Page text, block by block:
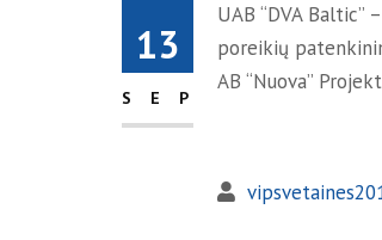
13
SEP
UAB “DVA
poreikių
AB “Nuova”